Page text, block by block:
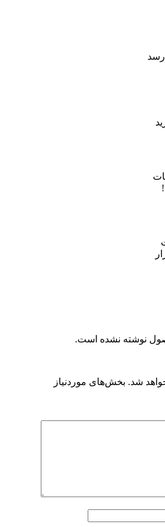
نوشته نشده است.
شد. بخش‌های موردنیاز